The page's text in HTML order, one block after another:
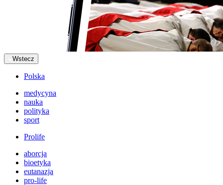
Wstecz
Polska
medycyna
nauka
polityka
sport
Prolife
aborcja
bioetyka
eutanazja
pro-life